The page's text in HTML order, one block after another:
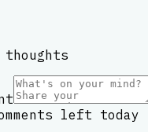
thoughts
left today